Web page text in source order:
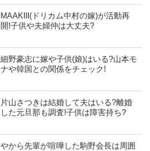
MAAKIII(ドリカム中村の嫁)が活動再
開!子供や夫婦仲は大丈夫?
細野豪志に嫁や子供(娘)はいる?山本モ
ナや韓国との関係をチェック!
片山さつきは結婚して夫はいる?離婚
した元旦那も調査!子供は障害持ち?
やから先輩が喧嘩した駒野会長は周囲